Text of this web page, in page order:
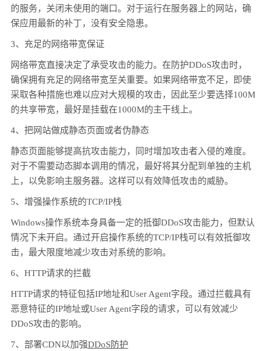
的服务，关闭未使用的端口。对于运行在服务器上的网站，确
保应用最新的补丁，没有安全隐患。
3、充足的网络带宽保证
网络带宽直接决定了承受攻击的能力。在防护DDoS攻击时，
确保拥有充足的网络带宽至关重要。如果网络带宽不足，即使
采取各种措施也难以应对大规模的攻击，因此至少要选择100M
的共享带宽，最好是挂载在1000M的主干线上。
4、把网站做成静态页面或者伪静态
静态页面能够提高抗攻击能力，同时增加攻击者入侵的难度。
对于不需要动态脚本调用的情况，最好将其分配到单独的主机
上，以免影响主服务器。这样可以有效降低攻击的威胁。
5、增强操作系统的TCP/IP栈
Windows操作系统本身具备一定的抵御DDoS攻击能力，但默认
情况下未开启。通过开启操作系统的TCP/IP栈可以有效抵御攻
击，最大限度地减少攻击对系统的影响。
6、HTTP请求的拦截
HTTP请求的特征包括IP地址和User Agent字段。通过拦截具有
恶意特征的IP地址或User Agent字段的请求，可以有效减少
DDoS攻击的影响。
7、部署CDN以加强DDoS防护